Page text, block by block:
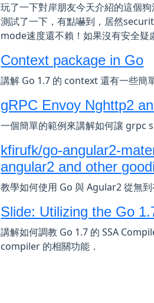
玩了一下對岸朋友今天介紹的這個
測試了一下，有點嚇到，居然
mode速度還不賴！如果沒有安全疑
Context package in Go
講解 Go 1.7 的 context 還有一些簡
gRPC Envoy Nghttp2
一個簡單的範例來講解如何讓 grpc
kfirufk/go-angular2-
angular2 and other
教學如何使用 Go 與 Agular2 從無到
Slide: Utilizing the Go
講解如何調教 Go 1.7 的 SSA
compiler 的相關功能．